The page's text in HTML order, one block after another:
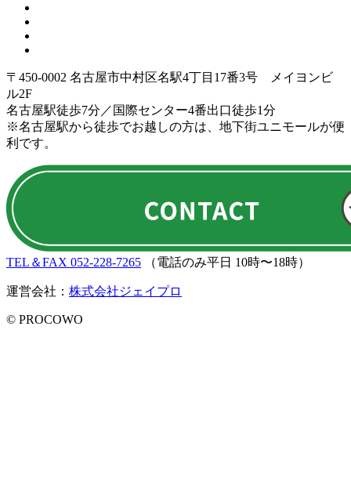
〒450-0002 名古屋市中村区名駅4丁目17番3号 メイヨンビ
ル2F
名古屋駅徒歩7分／国際センター4番出口徒歩1分
※名古屋駅から徒歩でお越しの方は、地下街ユニモールが便
利です。
TEL＆FAX 052-228-7265 （電話のみ平日 10時〜18時）
運営会社： 株式会社ジェイプロ
© PROCOWO